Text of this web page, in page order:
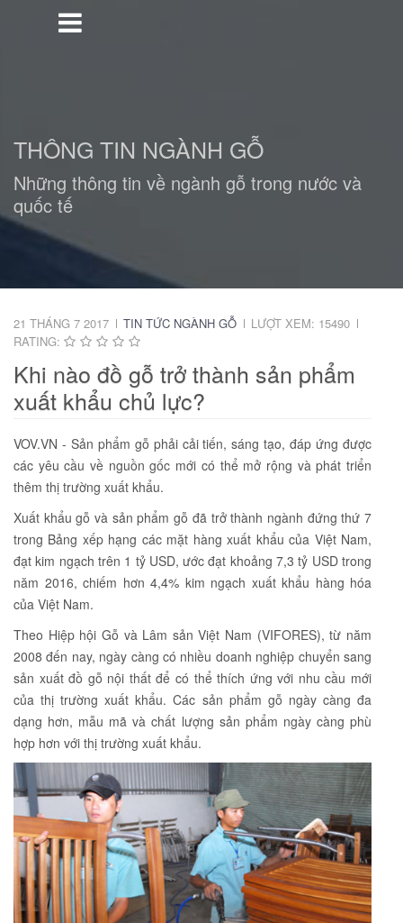
THÔNG TIN NGÀNH GỖ
Những thông tin về ngành gỗ trong nước và
quốc tế
21 THÁNG 7 2017 TIN TỨC NGÀNH GỖ
LƯỢT XEM: 15490
RATING:
Khi nào đồ gỗ trở thành sản phẩm
xuất khẩu chủ lực?
VOV.VN - Sản phẩm gỗ phải cải tiến, sáng tạo, đáp ứng được
các yêu cầu về nguồn gốc mới có thể mở rộng và phát triển
thêm thị trường xuất khẩu.
Xuất khẩu gỗ và sản phẩm gỗ đã trở thành ngành đứng thứ 7
trong Bảng xếp hạng các mặt hàng xuất khẩu của Việt Nam,
đạt kim ngạch trên 1 tỷ USD, ước đạt khoảng 7,3 tỷ USD trong
năm 2016, chiếm hơn 4,4% kim ngạch xuất khẩu hàng hóa
của Việt Nam.
Theo Hiệp hội Gỗ và Lâm sản Việt Nam (VIFORES), từ năm
2008 đến nay, ngày càng có nhiều doanh nghiệp chuyển sang
sản xuất đồ gỗ nội thất để có thể thích ứng với nhu cầu mới
của thị trường xuất khẩu. Các sản phẩm gỗ ngày càng đa
dạng hơn, mẫu mã và chất lượng sản phẩm ngày càng phù
hợp hơn với thị trường xuất khẩu.